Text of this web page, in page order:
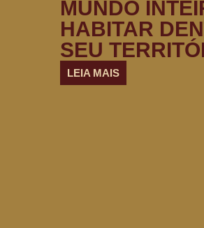
MUNDO
HABITAR
SEU
LEIA MAIS